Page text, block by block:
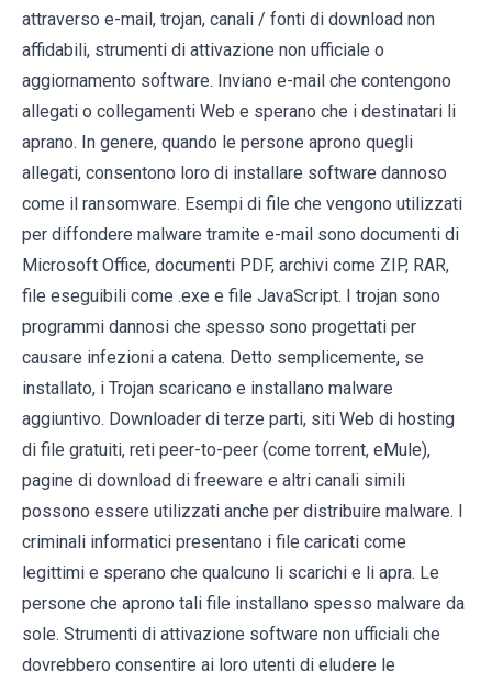
attraverso e-mail, trojan, canali / fonti di download non
affidabili, strumenti di attivazione non ufficiale o
aggiornamento software. Inviano e-mail che contengono
allegati o collegamenti Web e sperano che i destinatari li
aprano. In genere, quando le persone aprono quegli
allegati, consentono loro di installare software dannoso
come il ransomware. Esempi di file che vengono utilizzati
per diffondere malware tramite e-mail sono documenti di
Microsoft Office, documenti PDF, archivi come ZIP, RAR,
file eseguibili come .exe e file JavaScript. I trojan sono
programmi dannosi che spesso sono progettati per
causare infezioni a catena. Detto semplicemente, se
installato, i Trojan scaricano e installano malware
aggiuntivo. Downloader di terze parti, siti Web di hosting
di file gratuiti, reti peer-to-peer (come torrent, eMule),
pagine di download di freeware e altri canali simili
possono essere utilizzati anche per distribuire malware. I
criminali informatici presentano i file caricati come
legittimi e sperano che qualcuno li scarichi e li apra. Le
persone che aprono tali file installano spesso malware da
sole. Strumenti di attivazione software non ufficiali che
dovrebbero consentire ai loro utenti di eludere le